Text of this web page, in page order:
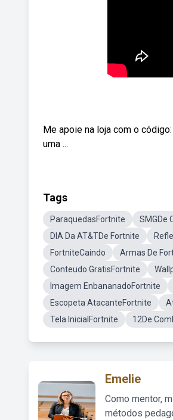
Me apoie na loja com o
uma ...
Tags
ParaquedasFortnite SMGDe
DIA Da AT&TDe Fortnite
FortniteCaindo
Armas De
Conteudo GratisFortnite
Imagem EnbananadoFortnite
Escopeta AtacanteFortnite
Tela InicialFortnite
12De
Emelie
Como mentor,
métodos